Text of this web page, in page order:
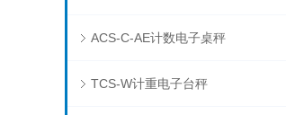
ACS-C-AE计数电子桌秤
TCS-W计重电子台秤